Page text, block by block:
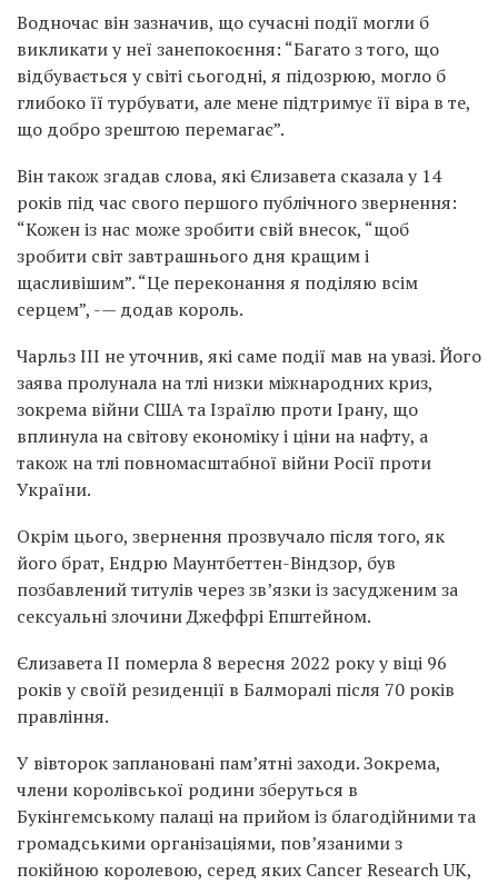
Водночас він зазначив, що сучасні події могли б
викликати у неї занепокоєння: “Багато з того, що
відбувається у світі сьогодні, я підозрюю, могло б
глибоко її турбувати, але мене підтримує її віра в те,
що добро зрештою перемагає”.
Він також згадав слова, які Єлизавета сказала у 14
років під час свого першого публічного звернення:
“Кожен із нас може зробити свій внесок, “щоб
зробити світ завтрашнього дня кращим і
щасливішим”. “Це переконання я поділяю всім
серцем”, -— додав король.
Чарльз ІІІ не уточнив, які саме події мав на увазі. Його
заява пролунала на тлі низки міжнародних криз,
зокрема війни США та Ізраїлю проти Ірану, що
вплинула на світову економіку і ціни на нафту, а
також на тлі повномасштабної війни Росії проти
України.
Окрім цього, звернення прозвучало після того, як
його брат, Ендрю Маунтбеттен-Віндзор, був
позбавлений титулів через зв’язки із засудженим за
сексуальні злочини Джеффрі Епштейном.
Єлизавета II померла 8 вересня 2022 року у віці 96
років у своїй резиденції в Балморалі після 70 років
правління.
У вівторок заплановані пам’ятні заходи. Зокрема,
члени королівської родини зберуться в
Букінгемському палаці на прийом із благодійними та
громадськими організаціями, пов’язаними з
покійною королевою, серед яких Cancer Research UK,